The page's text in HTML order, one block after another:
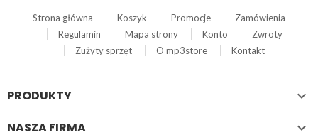
Strona główna Koszyk Promocje
Zamówienia
Regulamin
Mapa strony Konto
Zwroty
Zużyty sprzęt
O mp3store Kontakt
PRODUKTY 
NASZA FIRMA 